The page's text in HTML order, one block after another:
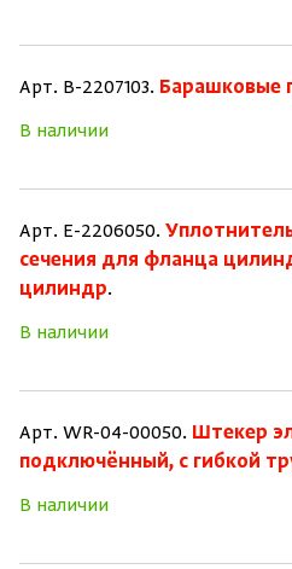
Арт. B-2207103. Барашковые
В наличии
Арт. E-2206050.
сечения для фланца
цилиндр.
В наличии
Арт. WR-04-00050. Штекер
подключённый, с гибкой
В наличии